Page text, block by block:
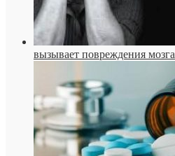
вызывает повреждения мозга